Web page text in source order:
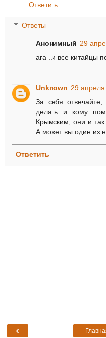
Ответить
Ответы
Анонимный 29
ага ..и все китайцы
Unknown 29 апреля
За себя
делать и кому
Крымским, они и так
А может вы один из
Ответить
‹